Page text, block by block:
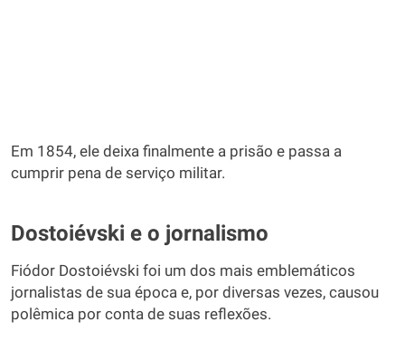
Em 1854, ele deixa finalmente a prisão e passa a
cumprir pena de serviço militar.
Dostoiévski e o jornalismo
Fiódor Dostoiévski foi um dos mais emblemáticos
jornalistas de sua época e, por diversas vezes, causou
polêmica por conta de suas reflexões.